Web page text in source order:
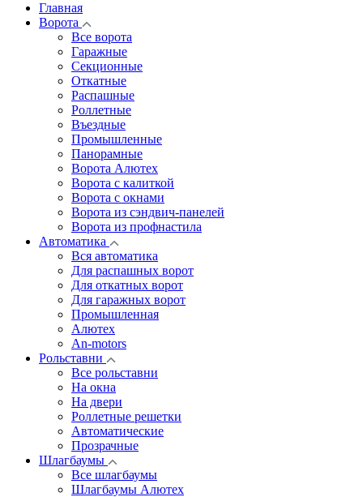
Главная
Ворота
Все ворота
Гаражные
Секционные
Откатные
Распашные
Роллетные
Въездные
Промышленные
Панорамные
Ворота Алютех
Ворота с калиткой
Ворота c окнами
Ворота из сэндвич-панелей
Ворота из профнастила
Автоматика
Вся автоматика
Для распашных ворот
Для откатных ворот
Для гаражных ворот
Промышленная
Алютех
An-motors
Рольставни
Все рольставни
На окна
На двери
Роллетные решетки
Автоматические
Прозрачные
Шлагбаумы
Все шлагбаумы
Шлагбаумы Алютех